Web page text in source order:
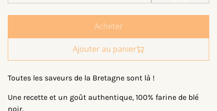
Acheter
Ajouter au panier
Toutes les saveurs de la Bretagne sont là !
Une recette et un goût authentique, 100% farine de blé
noir.